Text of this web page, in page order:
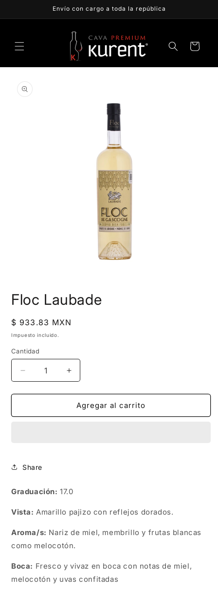
directamente
al contenido
Envío con cargo a toda la república
Carrito
Ir
información
multimedia
1
una
ventana
modal
Floc Laubade
Precio
habitual
$ 933.83 MXN
Impuesto incluido.
Cantidad
Reducir
cantidad
para
Laubade
Aumentar
cantidad
para
Floc
Laubade
Agregar al carrito
Share
Graduación: 17.0
Vista: Amarillo pajizo con reflejos dorados.
Aroma/s: Nariz de miel, membrillo y frutas blancas
como melocotón.
Boca: Fresco y vivaz en boca con notas de miel,
melocotón y uvas confitadas